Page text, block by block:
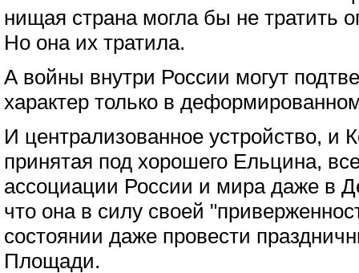
нищая страна могла бы не тратить
Но она их тратила.
А войны внутри России могут
характер только в
И централизованное устройство, и
принятая под хорошего Ельцина,
ассоциации России и мира даже в
что она в силу своей
состоянии даже провести
Площади.